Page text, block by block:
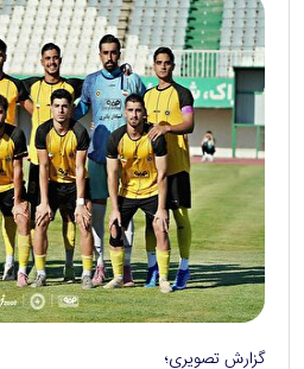
گزارش تصویری؛